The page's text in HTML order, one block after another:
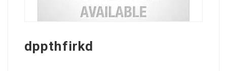
dppthfirkd